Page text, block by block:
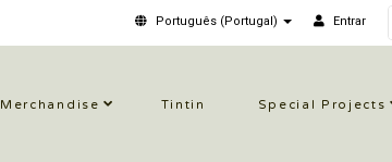
Português (Portugal) Entrar
Merchandise Tintin Special Projects